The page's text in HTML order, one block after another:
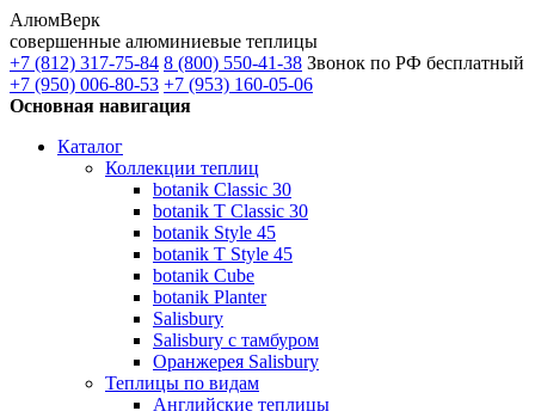
АлюмВерк
совершенные алюминиевые теплицы
+7 (812) 317-75-84 8 (800) 550-41-38 Звонок по РФ бесплатный
+7 (950) 006-80-53 +7 (953) 160-05-06
Основная навигация
Каталог
Коллекции теплиц
botanik Classic 30
botanik T Classic 30
botanik Style 45
botanik Т Style 45
botanik Cube
botanik Planter
Salisbury
Salisbury с тамбуром
Оранжерея Salisbury
Теплицы по видам
Английские теплицы